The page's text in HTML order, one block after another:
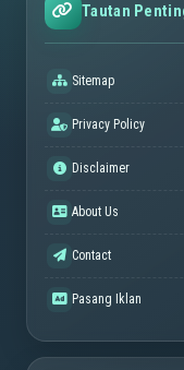
Tautan
Sitemap
Privacy Policy
Disclaimer
About Us
Contact
Pasang Iklan